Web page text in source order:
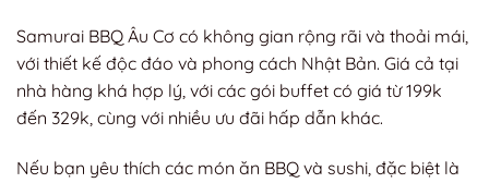
Samurai BBQ Âu Cơ có không gian rộng rãi và thoải mái,
với thiết kế độc đáo và phong cách Nhật Bản. Giá cả tại
nhà hàng khá hợp lý, với các gói buffet có giá từ 199k
đến 329k, cùng với nhiều ưu đãi hấp dẫn khác.
Nếu bạn yêu thích các món ăn BBQ và sushi, đặc biệt là